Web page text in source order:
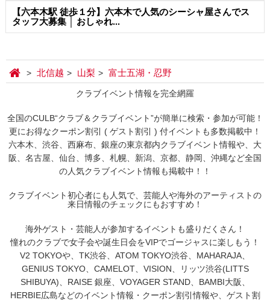
【六本木駅 徒歩１分】六本木で人気のシーシャ屋さんでス
タッフ大募集 │ おしゃれ...
北信越 山梨 富士五湖・忍野
クラブイベント情報を完全網羅
全国のCULB“クラブ＆クラブイベント”が簡単に検索・参加が可能！
更にお得なクーポン割引 ( ゲスト割引 ) 付イベントも多数掲載中！
六本木、渋谷、西麻布、銀座の東京都内クラブイベント情報や、大
阪、名古屋、仙台、博多、札幌、新潟、京都、静岡、沖縄など全国
の人気クラブイベント情報も掲載中！！
クラブイベント初心者にも人気で、芸能人や海外のアーティストの
来日情報のチェックにもおすすめ！
海外ゲスト・芸能人が参加するイベントも盛りだくさん！
憧れのクラブで女子会や誕生日会をVIPでゴージャスに楽しもう！
V2 TOKYOや、TK渋谷、ATOM TOKYO渋谷、MAHARAJA、
GENIUS TOKYO、CAMELOT、VISION、リッツ渋谷(LITTS
SHIBUYA)、RAISE 銀座、VOYAGER STAND、BAMBI大阪、
HERBIE広島などのイベント情報・クーポン割引情報や、ゲスト割